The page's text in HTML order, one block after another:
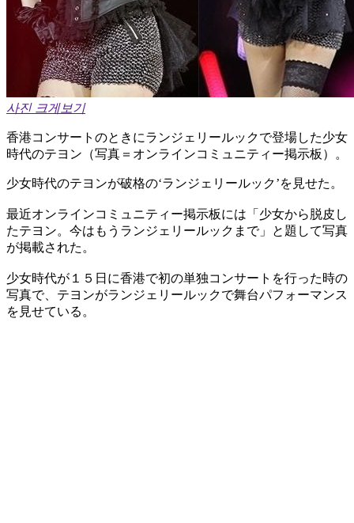
사진 크게보기
香港コンサートのときにランジェリールックで登場した少女
時代のテヨン（写真＝オンラインコミュニティー掲示板）。
少女時代のテヨンが破格の‘ランジェリールック’を見せた。
最近オンラインコミュニティー掲示板には「少女から脱皮し
たテヨン。今はもうランジェリールックまで」と題して写真
が掲載された。
少女時代が１５日に香港で初の単独コンサートを行った時の
写真で、テヨンがランジェリールックで舞台パフォーマンス
を見せている。